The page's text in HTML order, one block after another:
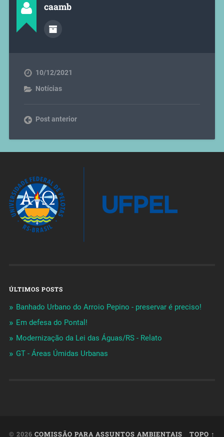
caamb
10/12/2021
Notícias
Post anterior
ÚLTIMOS POSTS
Banhado Urbano do Arroio Pepino - preservar é preciso!
Em defesa do Pontal!
Modernização da Lei das Águas/RS - Relato
GT - Áreas Úmidas Urbanas
© 2026 COMISSÃO PARA ASSUNTOS AMBIENTAIS TOPO ↑